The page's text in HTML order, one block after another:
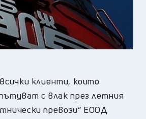
клиенти, които
с влак през летния
превози” ЕООД